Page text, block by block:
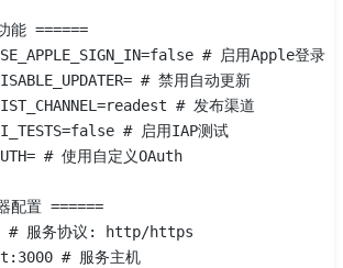
能 ======
# 启用Apple登录
# 禁用自动更新
# 发布渠道
# 启用IAP测试
# 使用自定义OAuth
配置 ======
# 服务协议: http/https
# 服务主机